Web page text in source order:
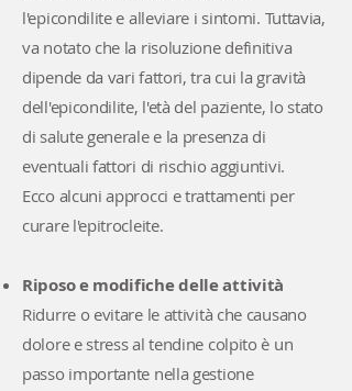
l'epicondilite e alleviare i sintomi. Tuttavia,
va notato che la risoluzione definitiva
dipende da vari fattori, tra cui la gravità
dell'epicondilite, l'età del paziente, lo stato
di salute generale e la presenza di
eventuali fattori di rischio aggiuntivi.
Ecco alcuni approcci e trattamenti per
curare l'epitrocleite.
Riposo e modifiche delle attività
Ridurre o evitare le attività che causano
dolore e stress al tendine colpito è un
passo importante nella gestione